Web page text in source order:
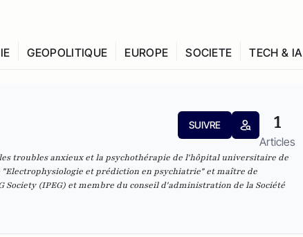
GEOPOLITIQUE EUROPE SOCIETE TECH & IA
SUIVRE 1
Articles
troubles anxieux et la psychothérapie de l'hôpital universitaire de
et prédiction en psychiatrie" et maître de
(IPEG) et membre du conseil d'administration de la Société